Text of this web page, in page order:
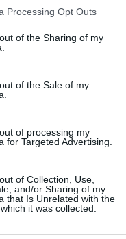
website/app uses one or
or usage behaviour. You
to Google and its third-
specified purposes in
Processing Opt Outs
of the Sharing of my
of the Sale of my
of processing my
for Targeted Advertising.
of Collection, Use,
and/or Sharing of my
that Is Unrelated with the
it was collected.
ΤΗΣ ΚΥΡΙΑΚΗΣ